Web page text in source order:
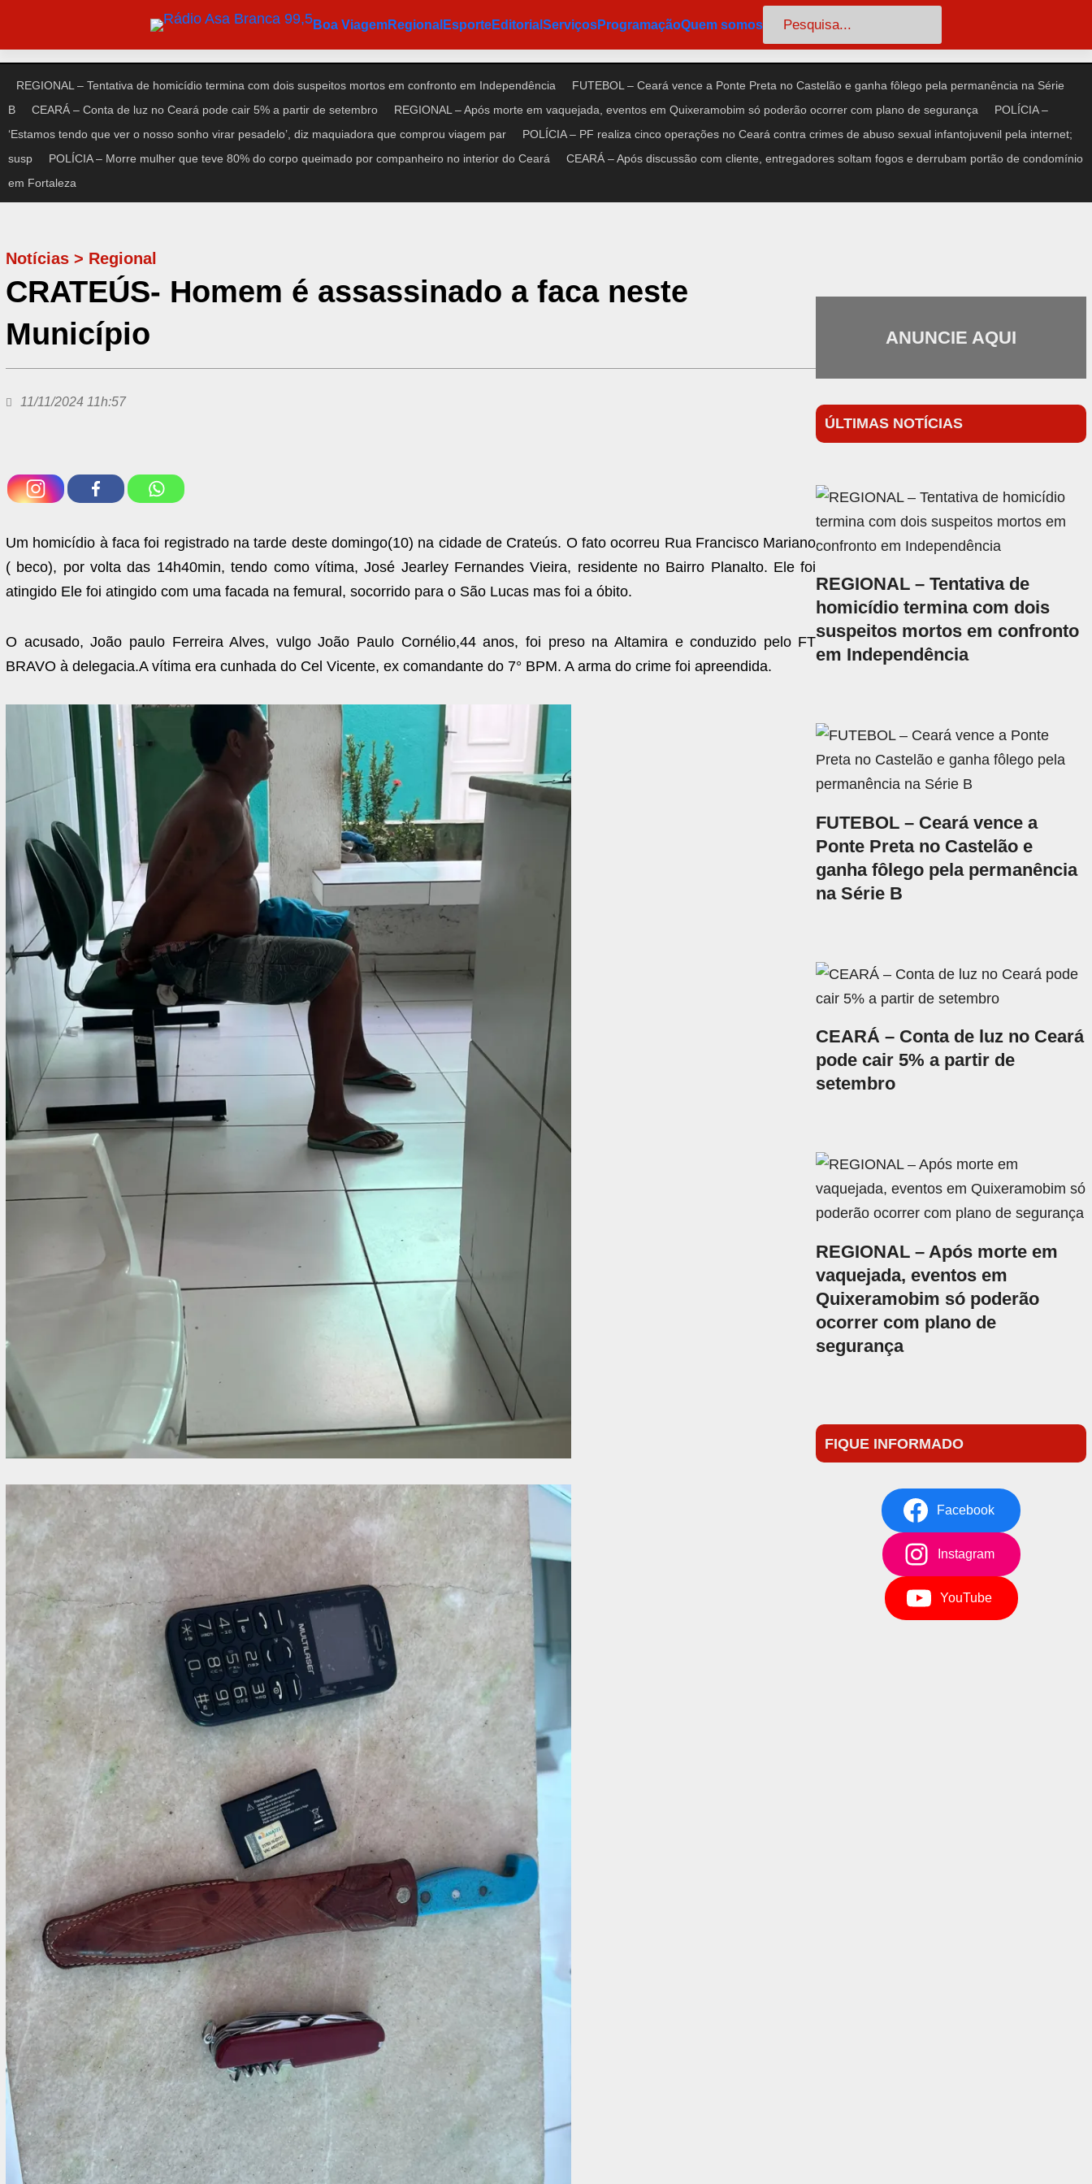
o
conteúdo
Boa ViagemRegional EsporteEditorial ServiçosProgramaçãoQuem somos Pesquisar
REGIONAL – Tentativa de homicídio termina com dois suspeitos mortos em confronto em Independência
FUTEBOL – Ceará vence a Ponte Preta no Castelão e ganha fôlego pela permanência na Série
B
CEARÁ – Conta de luz no Ceará pode cair 5% a partir de setembro REGIONAL – Após morte em vaquejada, eventos em Quixeramobim só poderão ocorrer com plano de segurança
POLÍCIA –
‘Estamos tendo que ver o nosso sonho virar pesadelo’, diz maquiadora que comprou viagem par
POLÍCIA – PF realiza cinco operações no Ceará contra crimes de abuso sexual infantojuvenil pela internet;
susp
POLÍCIA – Morre mulher que teve 80% do corpo queimado por companheiro no interior do Ceará
CEARÁ – Após discussão com cliente, entregadores soltam fogos e derrubam portão de condomínio
em Fortaleza
Notícias > Regional
CRATEÚS- Homem é assassinado a faca neste
Município
11/11/2024 11h:57
Um homicídio à faca foi registrado na tarde deste domingo(10) na cidade de Crateús. O fato ocorreu Rua Francisco Mariano
( beco), por volta das 14h40min, tendo como vítima, José Jearley Fernandes Vieira, residente no Bairro Planalto. Ele foi
atingido Ele foi atingido com uma facada na femural, socorrido para o São Lucas mas foi a óbito.
O acusado, João paulo Ferreira Alves, vulgo João Paulo Cornélio,44 anos, foi preso na Altamira e conduzido pelo FT
BRAVO à delegacia.A vítima era cunhada do Cel Vicente, ex comandante do 7° BPM. A arma do crime foi apreendida.
ANUNCIE AQUI
ÚLTIMAS NOTÍCIAS
REGIONAL – Tentativa de
homicídio termina com dois
suspeitos mortos em confronto
em Independência
FUTEBOL – Ceará vence a
Ponte Preta no Castelão e
ganha fôlego pela permanência
na Série B
CEARÁ – Conta de luz no Ceará
pode cair 5% a partir de
setembro
REGIONAL – Após morte em
vaquejada, eventos em
Quixeramobim só poderão
ocorrer com plano de
segurança
FIQUE INFORMADO
Facebook
Instagram
YouTube